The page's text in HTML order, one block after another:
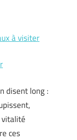
à visiter
disent long :
vitalité
ces